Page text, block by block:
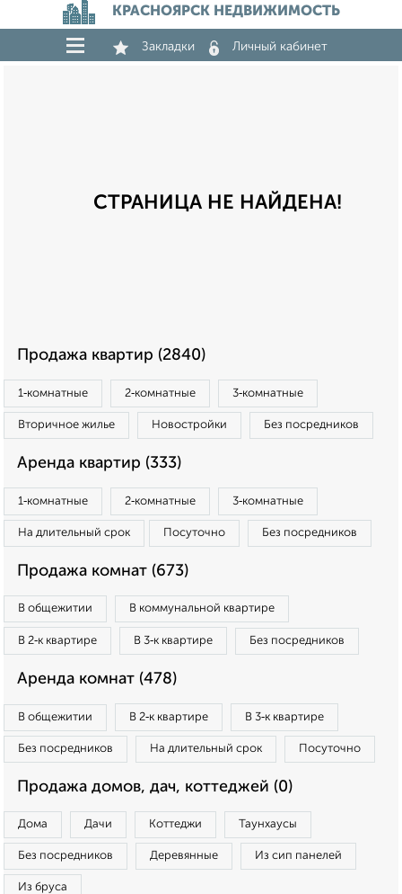
КРАСНОЯРСК НЕДВИЖИМОСТЬ
Закладки Личный кабинет
СТРАНИЦА НЕ НАЙДЕНА!
Продажа квартир (2840)
1‑комнатные 2‑комнатные 3‑комнатные
Вторичное жилье Новостройки Без посредников
Аренда квартир (333)
1‑комнатные 2‑комнатные 3‑комнатные
На длительный срок Посуточно Без посредников
Продажа комнат (673)
В общежитии В коммунальной квартире
В 2‑к квартире В 3‑к квартире Без посредников
Аренда комнат (478)
В общежитии В 2‑к квартире В 3‑к квартире
Без посредников На длительный срок Посуточно
Продажа домов, дач, коттеджей (0)
Дома Дачи Коттеджи Таунхаусы
Без посредников Деревянные Из сип панелей
Из бруса